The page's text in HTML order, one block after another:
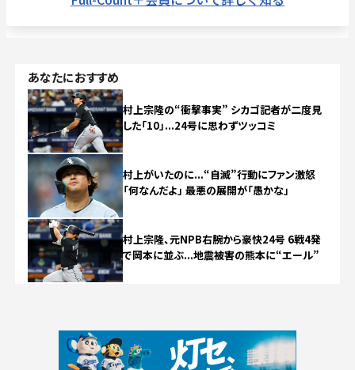
あなたにおすすめ
村上宗隆の“衝撃事実” シカゴ記者が二度見
した「10」...24号に思わずツッコミ
村上がいたのに...“自滅”行動にファン激怒
「何なんだよ」 最悪の展開が「愚かな」
村上宗隆、元NPB右腕から豪快24号 6戦4発
で岡本に並ぶ...地震被害の熊本に“エール”